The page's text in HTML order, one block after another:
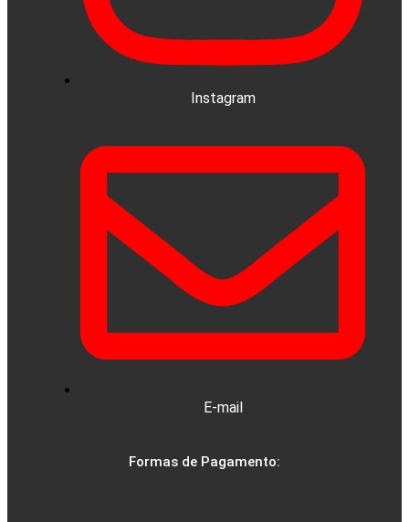
Instagram
E-mail
Formas de Pagamento: